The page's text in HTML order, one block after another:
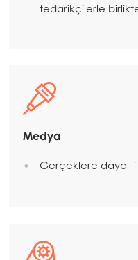
tedarikçilerle
Medya
Gerçeklere dayalı